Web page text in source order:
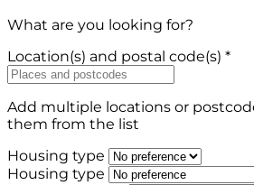
What are you looking for?
Location(s) and postal code(s) *
Add multiple locations or
them from the list
Housing type
Housing type